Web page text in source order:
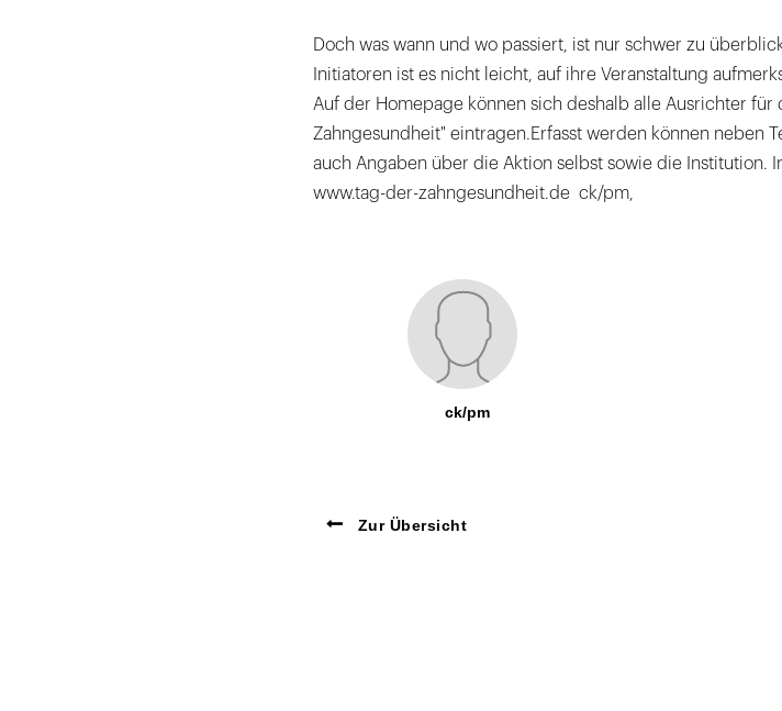
Doch was wann und wo passiert, ist nur schwer zu
Initiatoren ist es nicht leicht, auf ihre Veranstaltung
Auf der Homepage können sich deshalb alle Ausrichter für
Zahngesundheit" eintragen.Erfasst werden können neben
auch Angaben über die Aktion selbst sowie die Institution.
www.tag-der-zahngesundheit.de ck/pm,
ck/pm
Zur Übersicht